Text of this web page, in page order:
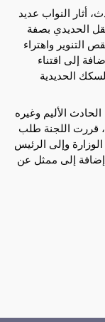
أثار النواب عديد
الحديدي بصفة
واهتراء
إلى اقتناء
الحديدية
الأليم وغيره
قررت اللجنة طلب
وإلى الرئيس
إضافة إلى ممثل عن